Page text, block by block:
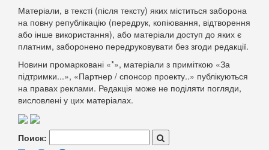
Матеріали, в тексті (після тексту) яких міститься заборона
на повну републікацію (передрук, копіювання, відтворення
або інше використання), або матеріали доступ до яких є
платним, заборонено передруковувати без згоди редакції.
Новини промарковані «*», матеріали з приміткою «За
підтримки...», «Партнер / спонсор проекту..» публікуються
на правах реклами. Редакція може не поділяти погляди,
висловлені у цих матеріалах.
Поиск: